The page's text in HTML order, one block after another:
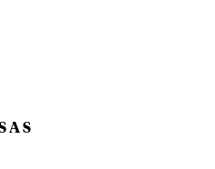
A S